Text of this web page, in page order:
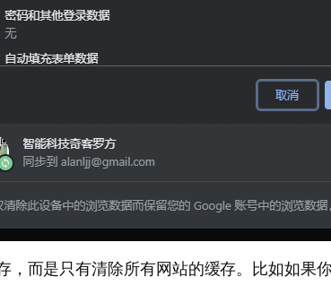
，而是只有清除所有网站的缓存。比如如